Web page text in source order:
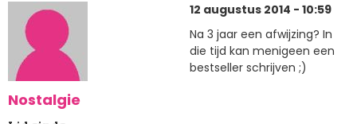
Nostalgie
12 augustus 2014 - 10:59
Na 3 jaar een afwijzing? In
die tijd kan menigeen een
bestseller schrijven ;)